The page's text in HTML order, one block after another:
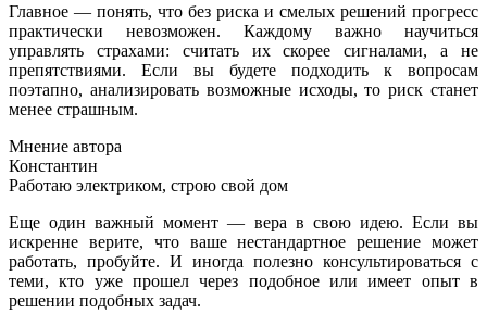
Главное — понять, что без риска и смелых решений прогресс
практически невозможен. Каждому важно научиться
управлять страхами: считать их скорее сигналами, а не
препятствиями. Если вы будете подходить к вопросам
поэтапно, анализировать возможные исходы, то риск станет
менее страшным.
Мнение автора
Константин
Работаю электриком, строю свой дом
Еще один важный момент — вера в свою идею. Если вы
искренне верите, что ваше нестандартное решение может
работать, пробуйте. И иногда полезно консультироваться с
теми, кто уже прошел через подобное или имеет опыт в
решении подобных задач.